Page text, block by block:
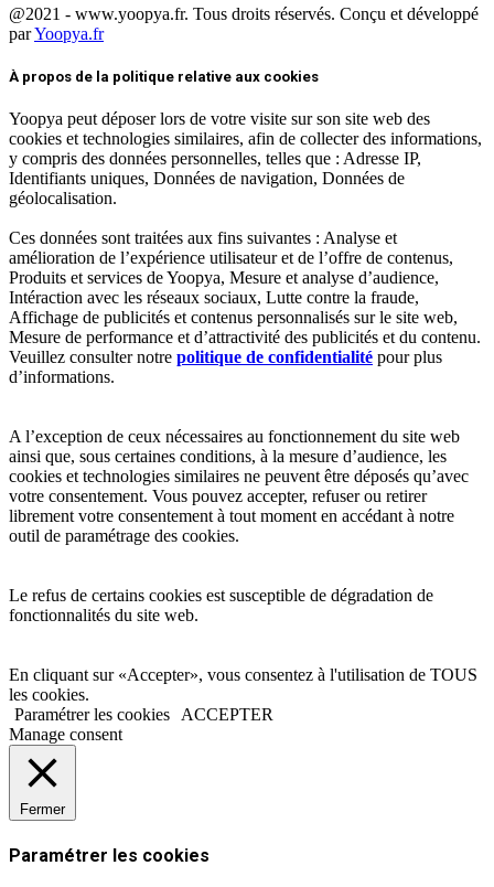
@2021 - www.yoopya.fr. Tous droits réservés. Conçu et développé
parYoopya.fr
À propos de la politique relative aux cookies
Yoopya peut déposer lors de votre visite sur son site web des
cookies et technologies similaires, afin de collecter des informations,
y compris des données personnelles, telles que : Adresse IP,
Identifiants uniques, Données de navigation, Données de
géolocalisation.
Ces données sont traitées aux fins suivantes : Analyse et
amélioration de l’expérience utilisateur et de l’offre de contenus,
Produits et services de Yoopya, Mesure et analyse d’audience,
Intéraction avec les réseaux sociaux, Lutte contre la fraude,
Affichage de publicités et contenus personnalisés sur le site web,
Mesure de performance et d’attractivité des publicités et du contenu.
Veuillez consulter notre politique de confidentialité pour plus
d’informations.
A l’exception de ceux nécessaires au fonctionnement du site web
ainsi que, sous certaines conditions, à la mesure d’audience, les
cookies et technologies similaires ne peuvent être déposés qu’avec
votre consentement. Vous pouvez accepter, refuser ou retirer
librement votre consentement à tout moment en accédant à notre
outil de paramétrage des cookies.
Le refus de certains cookies est susceptible de dégradation de
fonctionnalités du site web.
En cliquant sur «Accepter», vous consentez à l'utilisation de TOUS
les cookies.
Paramétrer les cookies
ACCEPTER
Manage consent
Fermer
Paramétrer les cookies